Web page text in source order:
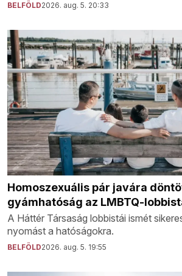
BELFÖLD2026. aug. 5. 20:33
Homoszexuális pár javára
gyámhatóság az LMBTQ-
A Háttér Társaság lobbistái ismét
nyomást a hatóságokra.
BELFÖLD2026. aug. 5. 19:55